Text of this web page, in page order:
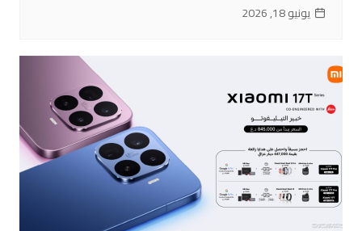
يونيو 18, 2026